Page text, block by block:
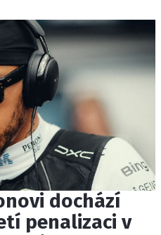
dochází
penalizaci v